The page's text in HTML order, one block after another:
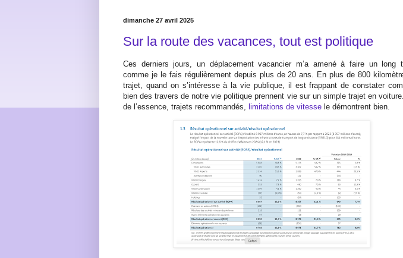
dimanche 27 avril 2025
Sur la route des vacances, tout est politique
Ces derniers jours, un déplacement vacancier m’a amené à faire un long
comme je le fais régulièrement depuis plus de 20 ans. En plus de 800
trajet, quand on s’intéresse à la vie publique, il est frappant de constater
bien des travers de notre vie politique prennent vie sur un simple trajet en
de l’essence, trajets recommandés, limitations de vitesse le démontrent bien.